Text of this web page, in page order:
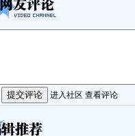
进入社区 查看评论